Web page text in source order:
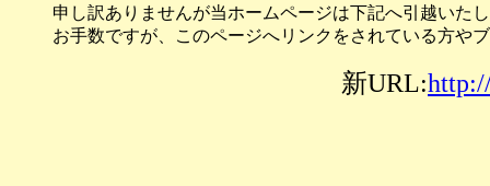
申し訳ありませんが当ホームページは下記へ引越いた
お手数ですが、このページへリンクをされている方や
新URL: